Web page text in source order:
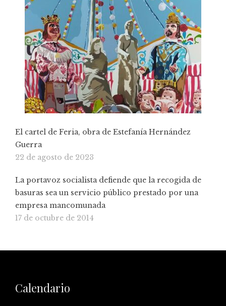
El cartel de Feria, obra de Estefanía Hernández
Guerra
22 de agosto de 2023
La portavoz socialista defiende que la recogida de
basuras sea un servicio público prestado por una
empresa mancomunada
17 de octubre de 2014
Calendario